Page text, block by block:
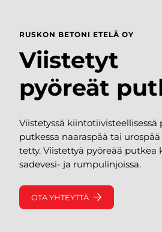
RUSKON BETONI ETELÄ OY
Viistetyt
pyöreät
Viistetyssä kiintotiivisteellisessä
putkessa naaraspää tai
tetty. Viistettyä pyöreää putkea
sadevesi- ja rumpulinjoissa.
OTA YHTEYTTÄ